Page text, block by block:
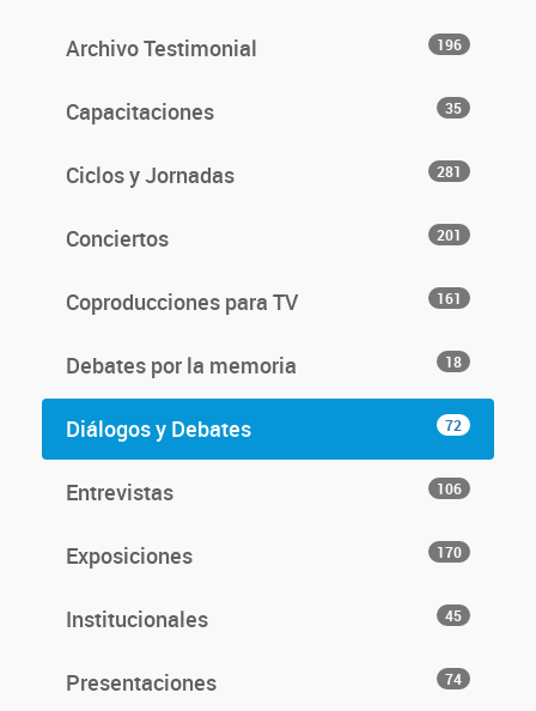
Archivo Testimonial 196
Capacitaciones 35
Ciclos y Jornadas 281
Conciertos 201
Coproducciones para TV 161
Debates por la memoria 18
Diálogos y Debates 72
Entrevistas 106
Exposiciones 170
Institucionales 45
Presentaciones 74